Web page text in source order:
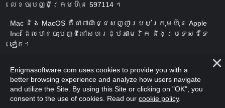
លេខចុះបញ្ជីក្រុមហ៊ុន 597114 ។
Mac និង MacOS គឺជាពាណិជ្ជសញ្ញារបស់ក្រុមហ៊ុន Apple
Inc. ដែលបានចុះបញ្ជីនៅសហរដ្ឋអាមេរិក និងប្រទេសដទៃ
ទៀត។
គ្រប់យ៉ាង។
Enigmasoftware.com uses cookies to provide you with a
better browsing experience and analyze how users navigate
and utilize the Site. By using this Site or clicking on "OK", you
consent to the use of cookies. Read our cookie policy.